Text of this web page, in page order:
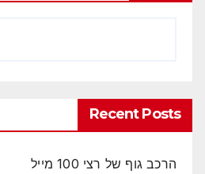
Recent Posts
הרכב גוף של רצי 100 מייל